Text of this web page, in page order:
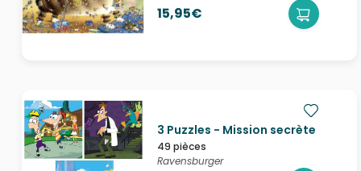
15,95€
3 Puzzles - Mission secrète
49 pièces
Ravensburger